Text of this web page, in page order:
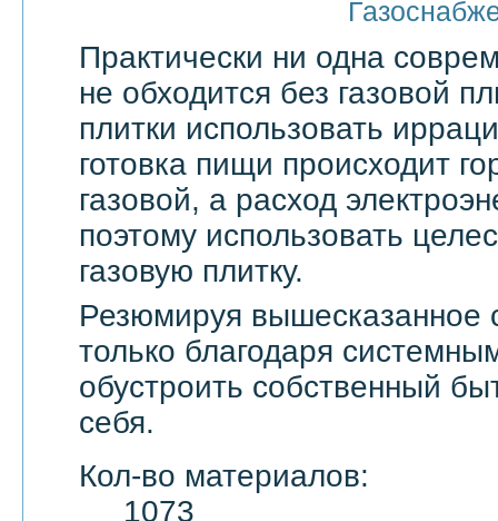
Практически ни одна
не обходится без газовой
плитки использовать
готовка пищи происходит
газовой, а расход
поэтому использовать
газовую плитку.
Резюмируя вышесказанное
только благодаря
обустроить собственный
себя.
Кол-во материалов:
1073